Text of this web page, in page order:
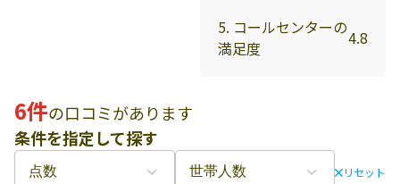
5. コールセンターの
満足度
4.8
6件の口コミがあります
条件を指定して探す
リセット